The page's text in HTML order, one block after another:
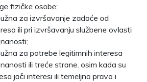
fizičke osobe;
za izvršavanje zadaće od
ili pri izvršavanju službene ovlasti
za potrebe legitimnih interesa
ili treće strane, osim kada su
jači interesi ili temeljna prava i